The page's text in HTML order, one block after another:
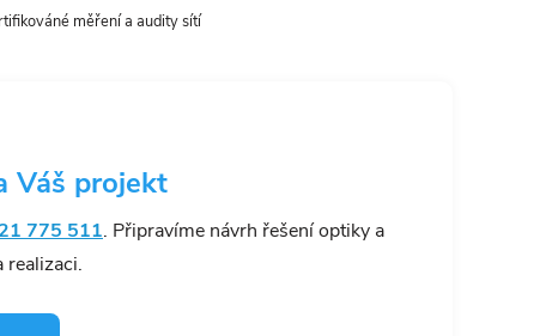
měření a audity sítí
Váš projekt
775 511. Připravíme návrh řešení optiky a
realizaci.